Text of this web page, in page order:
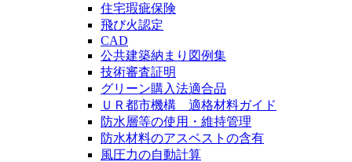
住宅瑕疵保険
飛び火認定
CAD
公共建築納まり図例集
技術審査証明
グリーン購入法適合品
ＵＲ都市機構 適格材料ガイド
防水層等の使用・維持管理
防水材料のアスベストの含有
風圧力の自動計算